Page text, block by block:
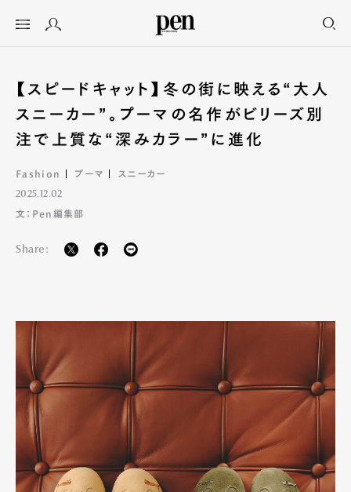
【スピードキャット】冬の街に映える“大人
スニーカー”。プーマの名作がビリーズ別
注で上質な“深みカラー”に進化
Fashion プーマ スニーカー
2025.12.02
文：Pen編集部
Share: